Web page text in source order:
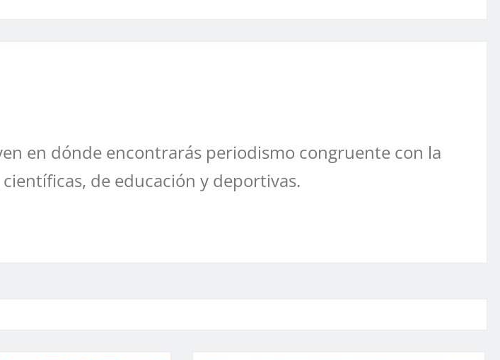
en dónde encontrarás periodismo congruente con la
de educación y deportivas.